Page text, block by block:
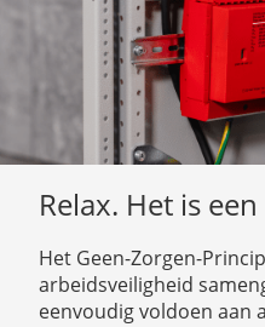
Relax. Het is
Het Geen-Zorgen-
arbeidsveiligheid
eenvoudig voldoen aan